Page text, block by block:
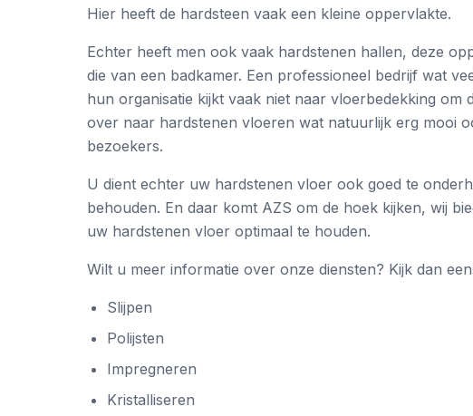
Hier heeft de hardsteen vaak een kleine oppervlakte.
Echter heeft men ook vaak hardstenen hallen, deze
die van een badkamer. Een professioneel bedrijf wat
hun organisatie kijkt vaak niet naar vloerbedekking om
over naar hardstenen vloeren wat natuurlijk erg mooi
bezoekers.
U dient echter uw hardstenen vloer ook goed te
behouden. En daar komt AZS om de hoek kijken, wij
uw hardstenen vloer optimaal te houden.
Wilt u meer informatie over onze diensten? Kijk dan
Slijpen
Polijsten
Impregneren
Kristalliseren